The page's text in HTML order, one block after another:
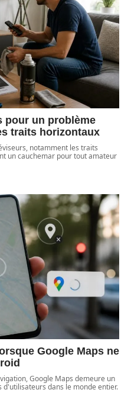
pour un problème
traits horizontaux
notamment les traits
un cauchemar pour tout amateur
Google Maps ne
Google Maps demeure un
dans le monde entier.